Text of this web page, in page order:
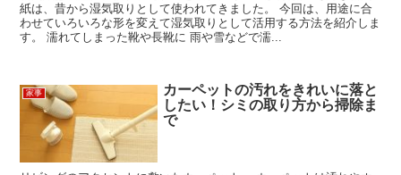
紙は、昔から湿気取りとして使われてきました。 今回は、用途に合
わせていろいろな形を変えて湿気取りとして活用する方法を紹介しま
す。 濡れてしまった靴や長靴に 雨や雪などで濡...
家事
カーペットの汚れをきれいに落と
したい！シミの取り方から掃除ま
で